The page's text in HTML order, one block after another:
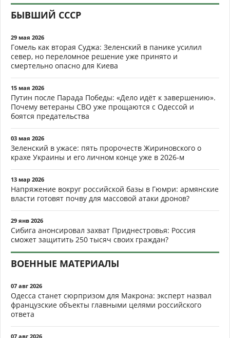
БЫВШИЙ СССР
29 мая 2026
Гомель как вторая Суджа: Зеленский в панике усилил
север, но переломное решение уже принято и
смертельно опасно для Киева
15 мая 2026
Путин после Парада Победы: «Дело идёт к завершению».
Почему ветераны СВО уже прощаются с Одессой и
боятся предательства
03 мая 2026
Зеленский в ужасе: пять пророчеств Жириновского о
крахе Украины и его личном конце уже в 2026-м
13 мар 2026
Напряжение вокруг российской базы в Гюмри: армянские
власти готовят почву для массовой атаки дронов?
29 янв 2026
Сибига анонсировал захват Приднестровья: Россия
сможет защитить 250 тысяч своих граждан?
ВОЕННЫЕ МАТЕРИАЛЫ
07 авг 2026
Одесса станет сюрпризом для Макрона: эксперт назвал
французские объекты главными целями российского
ответа
07 авг 2026